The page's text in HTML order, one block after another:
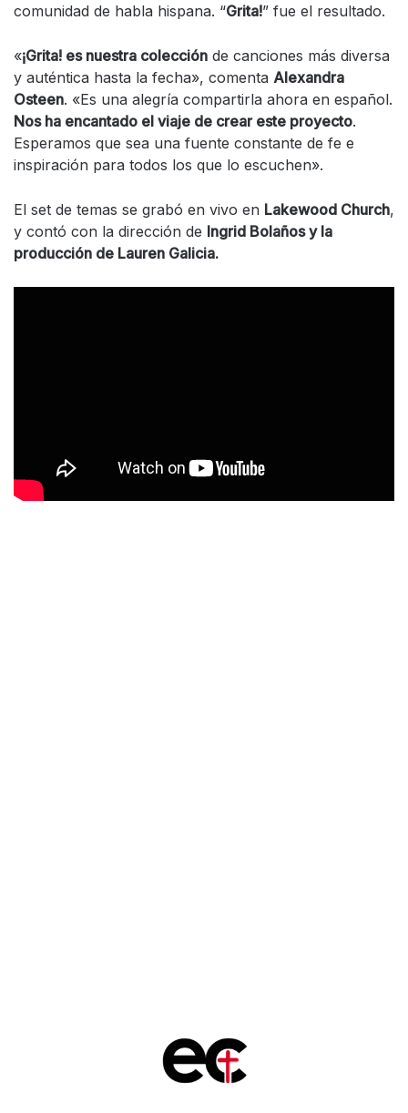
comunidad de habla hispana. “Grita!” fue el resultado.
«¡Grita! es nuestra colección de canciones más diversa
y auténtica hasta la fecha», comenta Alexandra
Osteen. «Es una alegría compartirla ahora en español.
Nos ha encantado el viaje de crear este proyecto.
Esperamos que sea una fuente constante de fe e
inspiración para todos los que lo escuchen».
El set de temas se grabó en vivo en Lakewood Church,
y contó con la dirección de Ingrid Bolaños y la
producción de Lauren Galicia.